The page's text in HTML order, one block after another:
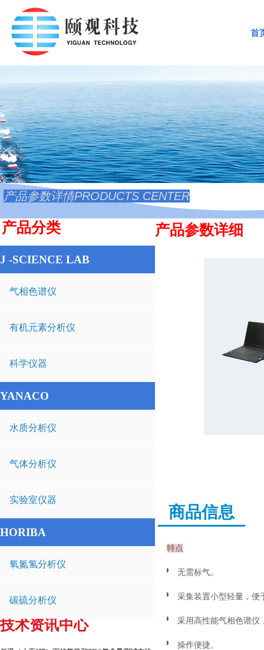
INSTRUME
首
产品参数详情PRODUCTS CENTER
产品分类 产品参数详细
J -SCIENCE LAB
气相色谱仪
有机元素分析仪
科学仪器
YANACO
水质分析仪
气体分析仪
实验室仪器
HORIBA
氧氮氢分析仪
碳硫分析仪
商品信息
特点
无需标气。
采集装置小型轻量，便
采用高性能气相色谱仪
操作便捷。
技术资讯中心